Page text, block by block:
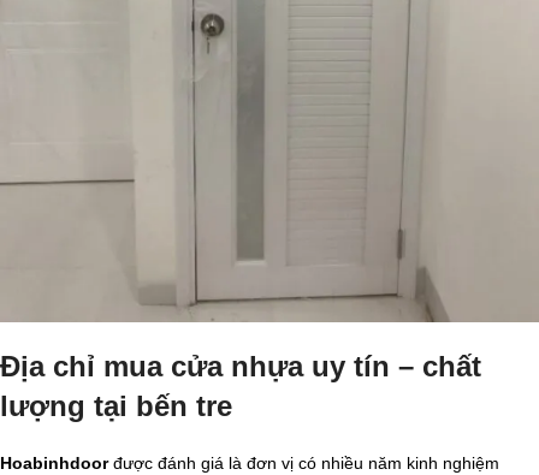
Địa chỉ mua cửa nhựa uy tín – chất
lượng tại bến tre
Hoabinhdoorđược đánh giá là đơn vị có nhiều năm kinh nghiệm